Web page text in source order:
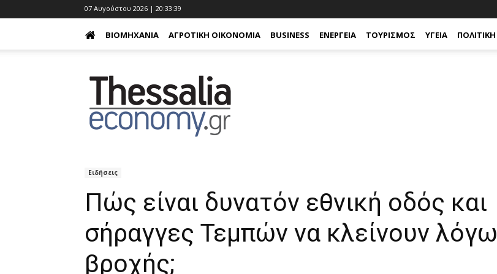
07 Αυγούστου 2026 | 20:33:40
ΒΙΟΜΗΧΑΝΊΑ ΑΓΡΟΤΙΚΉ ΟΙΚΟΝΟΜΊΑ BUSINESS ΕΝΈΡΓΕΙΑ ΤΟΥΡΙΣΜΌΣ ΥΓΕΊΑ ΠΟΛΙΤΙΚΉ
Ειδήσεις
Πώς είναι δυνατόν εθνική οδός και
σήραγγες Τεμπών να κλείνουν λόγω
βροχής;